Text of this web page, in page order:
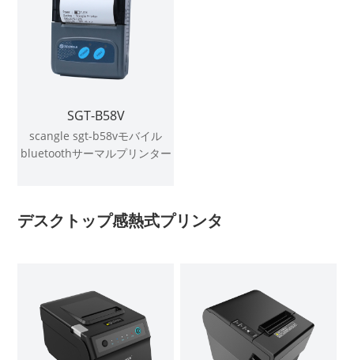
SGT-B58V
scangle sgt-b58vモバイル
bluetoothサーマルプリンター
デスクトップ感熱式プリンタ